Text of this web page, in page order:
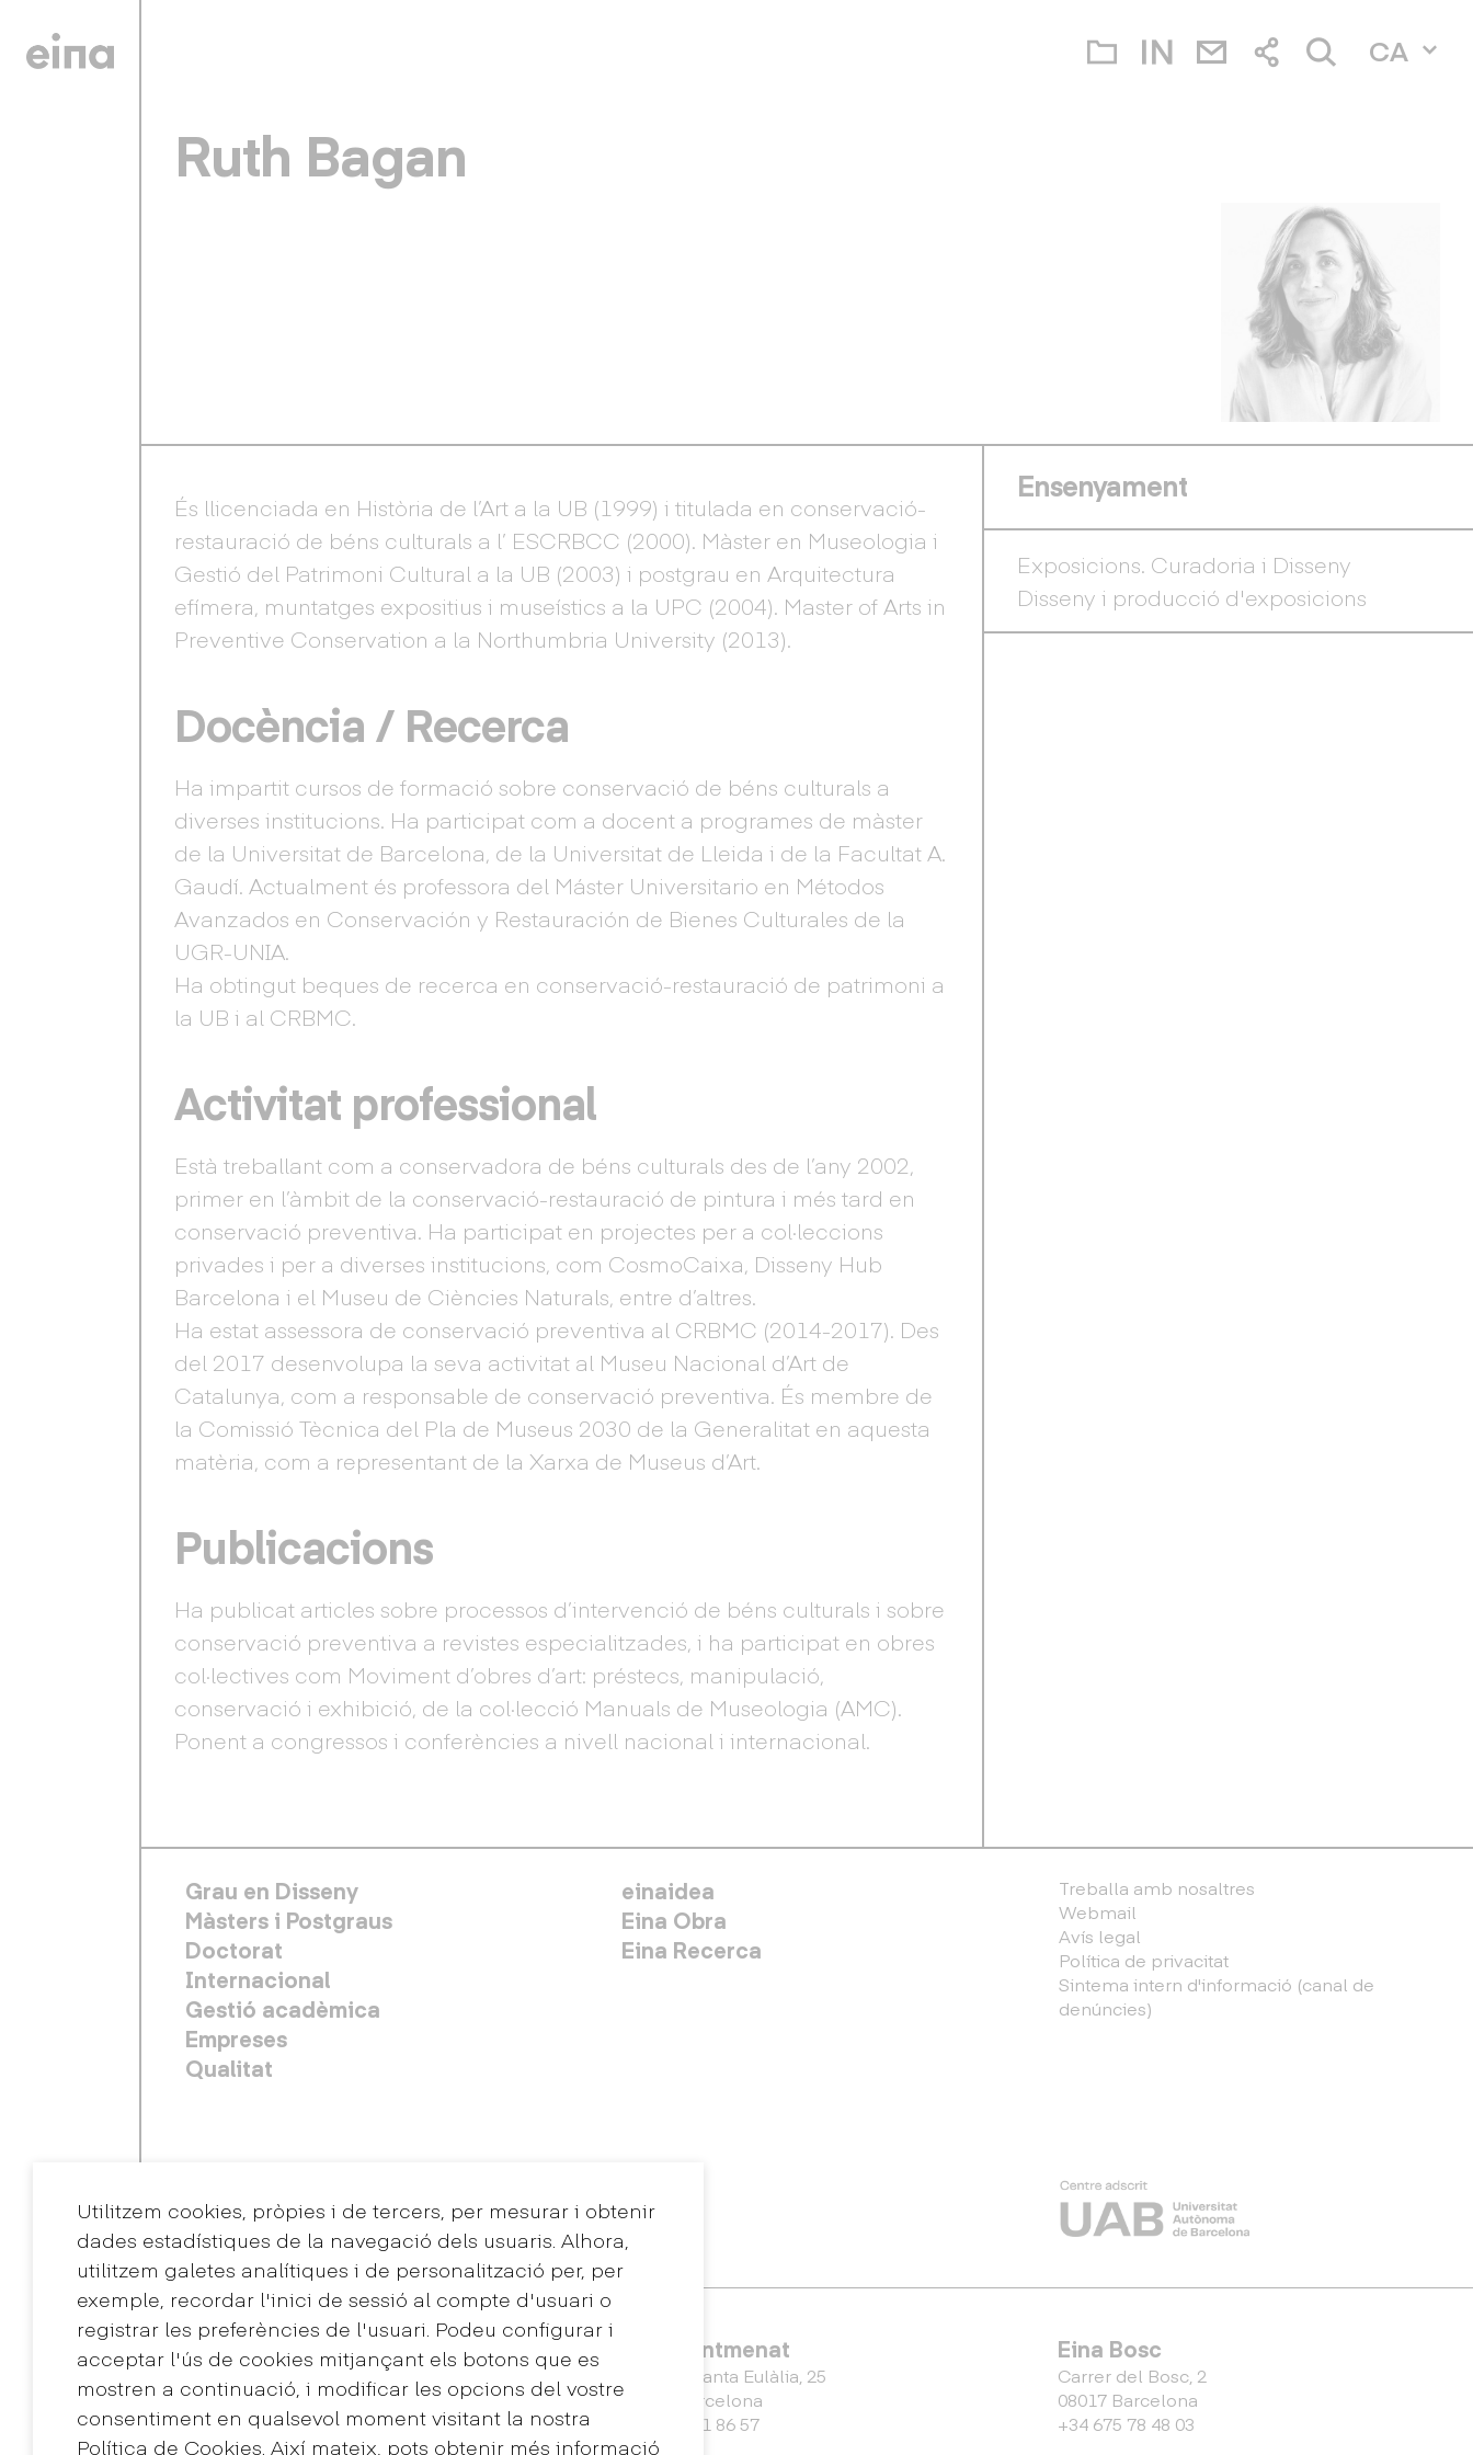
CA
Ruth Bagan
És llicenciada en Història de l’Art a la UB (1999) i titulada en conservació-
restauració de béns culturals a l’ ESCRBCC (2000). Màster en Museologia i
Gestió del Patrimoni Cultural a la UB (2003) i postgrau en Arquitectura
efímera, muntatges expositius i museístics a la UPC (2004). Master of Arts in
Preventive Conservation a la Northumbria University (2013).
Docència / Recerca
Ha impartit cursos de formació sobre conservació de béns culturals a
diverses institucions. Ha participat com a docent a programes de màster
de la Universitat de Barcelona, de la Universitat de Lleida i de la Facultat A.
Gaudí. Actualment és professora del Máster Universitario en Métodos
Avanzados en Conservación y Restauración de Bienes Culturales de la
UGR-UNIA.
Ha obtingut beques de recerca en conservació-restauració de patrimoni a
la UB i al CRBMC.
Activitat professional
Està treballant com a conservadora de béns culturals des de l’any 2002,
primer en l’àmbit de la conservació-restauració de pintura i més tard en
conservació preventiva. Ha participat en projectes per a col·leccions
privades i per a diverses institucions, com CosmoCaixa, Disseny Hub
Barcelona i el Museu de Ciències Naturals, entre d’altres.
Ha estat assessora de conservació preventiva al CRBMC (2014-2017). Des
del 2017 desenvolupa la seva activitat al Museu Nacional d’Art de
Catalunya, com a responsable de conservació preventiva. És membre de
la Comissió Tècnica del Pla de Museus 2030 de la Generalitat en aquesta
matèria, com a representant de la Xarxa de Museus d’Art.
Publicacions
Ha publicat articles sobre processos d’intervenció de béns culturals i sobre
conservació preventiva a revistes especialitzades, i ha participat en obres
col·lectives com Moviment d’obres d’art: préstecs, manipulació,
conservació i exhibició, de la col·lecció Manuals de Museologia (AMC).
Ponent a congressos i conferències a nivell nacional i internacional.
Ensenyament
Exposicions. Curadoria i Disseny
Disseny i producció d'exposicions
Utilitzem cookies, pròpies i de tercers, per mesurar i obtenir
dades estadístiques de la navegació dels usuaris. Alhora,
utilitzem galetes analítiques i de personalització per, per
exemple, recordar l'inici de sessió al compte d'usuari o
registrar les preferències de l'usuari. Podeu configurar i
acceptar l'ús de cookies mitjançant els botons que es
mostren a continuació, i modificar les opcions del vostre
consentiment en qualsevol moment visitant la nostra
Política de Cookies. Així mateix, pots obtenir més informació
FOOTER PRINCIPAL
Grau en Disseny
Màsters i Postgraus
Doctorat
Internacional
Gestió acadèmica
Empreses
Qualitat
MENÚ SECUNDARIO
einaidea
Eina Obra
Eina Recerca
Treballa amb nosaltres
Webmail
Avís legal
Política de privacitat
Sintema intern d'informació (canal de
denúncies)
Contacte
+34 932 030 923
info@eina.cat
Eina Sentmenat
Passeig Santa Eulàlia, 25
08017 Barcelona
+34 672 31 86 57
Eina Bosc
Carrer del Bosc, 2
08017 Barcelona
+34 675 78 48 03